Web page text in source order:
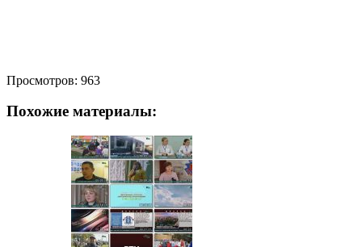
Просмотров: 963
Похожие материалы: